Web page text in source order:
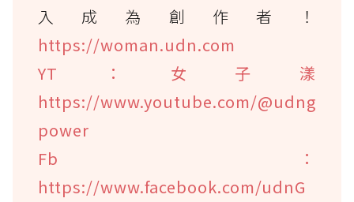
入成為創作者！
https://woman.udn.com
YT：女子漾
https://www.youtube.com/@udng
power
Fb：
https://www.facebook.com/udnG